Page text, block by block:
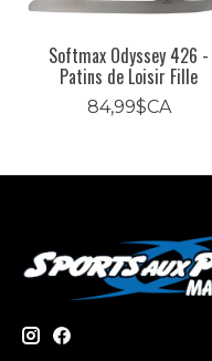
Softmax Odyssey 426 -
Patins de Loisir Fille
84,99$CA